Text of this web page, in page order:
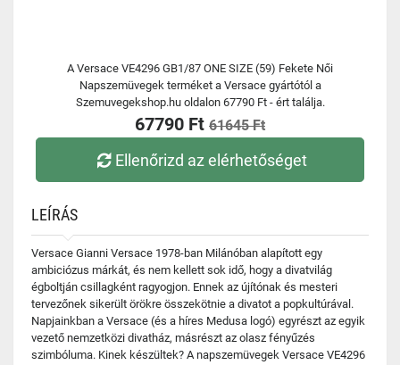
A Versace VE4296 GB1/87 ONE SIZE (59) Fekete Női
Napszemüvegek terméket a Versace gyártótól a
Szemuvegekshop.hu oldalon 67790 Ft - ért találja.
67790 Ft 61645 Ft
Ellenőrizd az elérhetőséget
LEÍRÁS
Versace Gianni Versace 1978-ban Milánóban alapított egy
ambiciózus márkát, és nem kellett sok idő, hogy a divatvilág
égboltján csillagként ragyogjon. Ennek az újítónak és mesteri
tervezőnek sikerült örökre összekötnie a divatot a popkultúrával.
Napjainkban a Versace (és a híres Medusa logó) egyrészt az egyik
vezető nemzetközi divatház, másrészt az olasz fényűzés
szimbóluma. Kinek készültek? A napszemüvegek Versace VE4296